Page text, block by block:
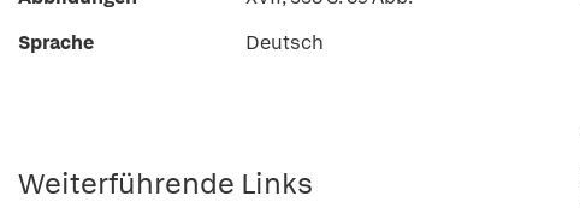
Sprache
Deutsch
Weiterführende Links